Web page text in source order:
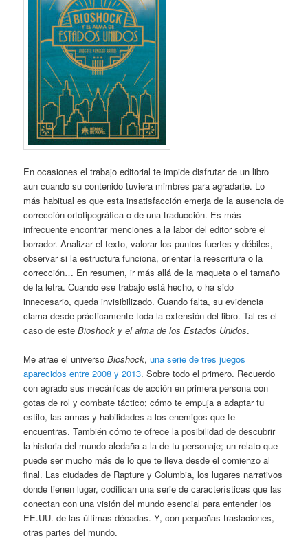
En ocasiones el trabajo editorial te impide disfrutar de un libro
aun cuando su contenido tuviera mimbres para agradarte. Lo
más habitual es que esta insatisfacción emerja de la ausencia de
corrección ortotipográfica o de una traducción. Es más
infrecuente encontrar menciones a la labor del editor sobre el
borrador. Analizar el texto, valorar los puntos fuertes y débiles,
observar si la estructura funciona, orientar la reescritura o la
corrección… En resumen, ir más allá de la maqueta o el tamaño
de la letra. Cuando ese trabajo está hecho, o ha sido
innecesario, queda invisibilizado. Cuando falta, su evidencia
clama desde prácticamente toda la extensión del libro. Tal es el
caso de esteBioshock y el alma de los Estados Unidos.
Me atrae el universoBioshock,una serie de tres juegos
aparecidos entre 2008 y 2013. Sobre todo el primero. Recuerdo
con agrado sus mecánicas de acción en primera persona con
gotas de rol y combate táctico; cómo te empuja a adaptar tu
estilo, las armas y habilidades a los enemigos que te
encuentras. También cómo te ofrece la posibilidad de descubrir
la historia del mundo aledaña a la de tu personaje; un relato que
puede ser mucho más de lo que te lleva desde el comienzo al
final. Las ciudades de Rapture y Columbia, los lugares narrativos
donde tienen lugar, codifican una serie de características que las
conectan con una visión del mundo esencial para entender los
EE.UU. de las últimas décadas. Y, con pequeñas traslaciones,
otras partes del mundo.